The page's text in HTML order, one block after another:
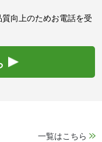
向上のためお電話を受
一覧はこちら